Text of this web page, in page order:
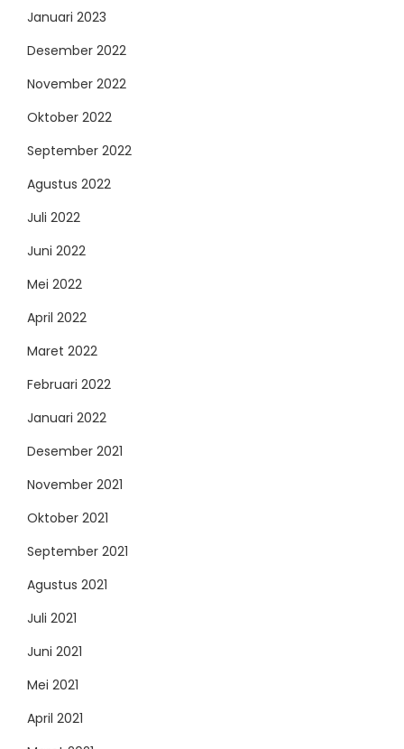
Januari 2023
Desember 2022
November 2022
Oktober 2022
September 2022
Agustus 2022
Juli 2022
Juni 2022
Mei 2022
April 2022
Maret 2022
Februari 2022
Januari 2022
Desember 2021
November 2021
Oktober 2021
September 2021
Agustus 2021
Juli 2021
Juni 2021
Mei 2021
April 2021